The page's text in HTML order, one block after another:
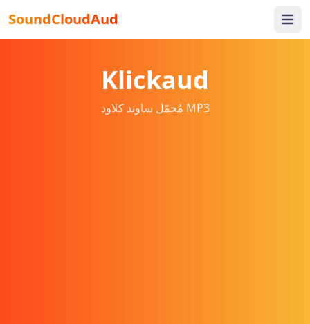
SoundCloudAud Open
Klickaud
مُحمّل ساوند كلاود MP3